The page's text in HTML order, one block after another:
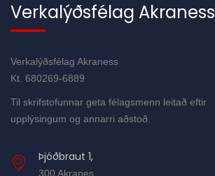
Verkalýðsfélag Akraness
Verkalýðsfélag Akraness
Kt. 680269-6889
Til skrifstofunnar geta félagsmenn leitað eftir
upplýsingum og annarri aðstoð.
Þjóðbraut 1,
300 Akranes